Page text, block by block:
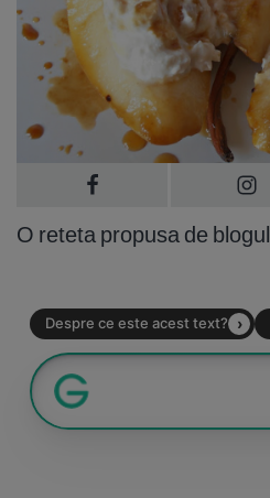
O reteta propusa de blogul